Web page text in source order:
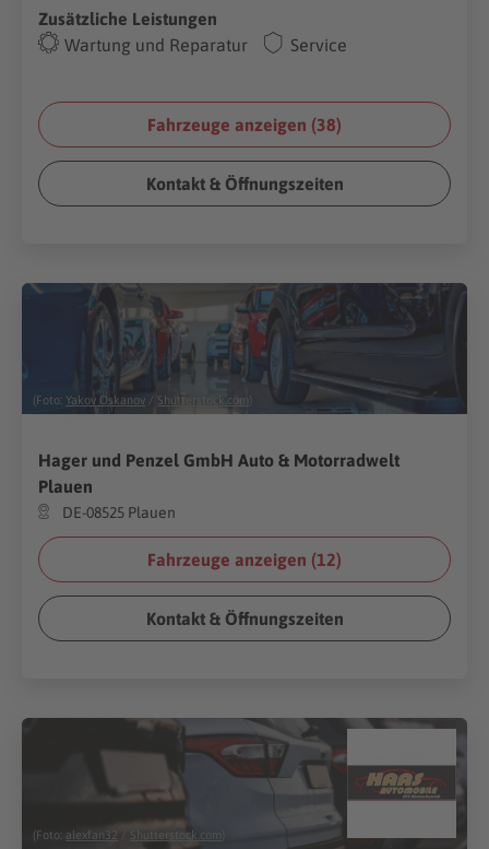
Zusätzliche Leistungen
Wartung und Reparatur
Service
Fahrzeuge anzeigen (38)
Kontakt & Öffnungszeiten
(Foto: Yakov Oskanov / Shutterstock.com
Hager und Penzel GmbH Auto & Motorradwelt
Plauen
DE-08525 Plauen
Fahrzeuge anzeigen (12)
Kontakt & Öffnungszeiten
(Foto: alexfan32 Shutterstock.com